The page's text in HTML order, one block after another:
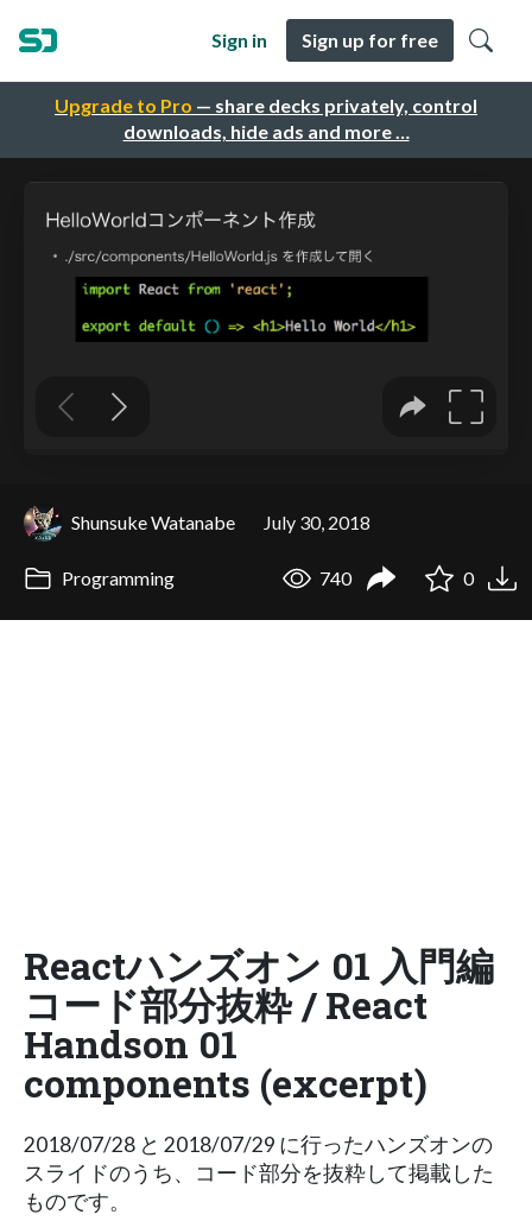
Upgrade to Pro — share decks privately, control
downloads, hide ads and more …
Sign in Sign up for free
Shunsuke Watanabe July 30, 2018
Programming 740 0
Reactハンズオン 01 入門編
コード部分抜粋 / React
Handson 01
components (excerpt)
2018/07/28 と 2018/07/29 に行ったハンズオンの
スライドのうち、コード部分を抜粋して掲載した
ものです。